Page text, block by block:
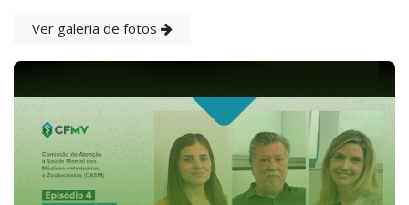
Ver galeria de fotos